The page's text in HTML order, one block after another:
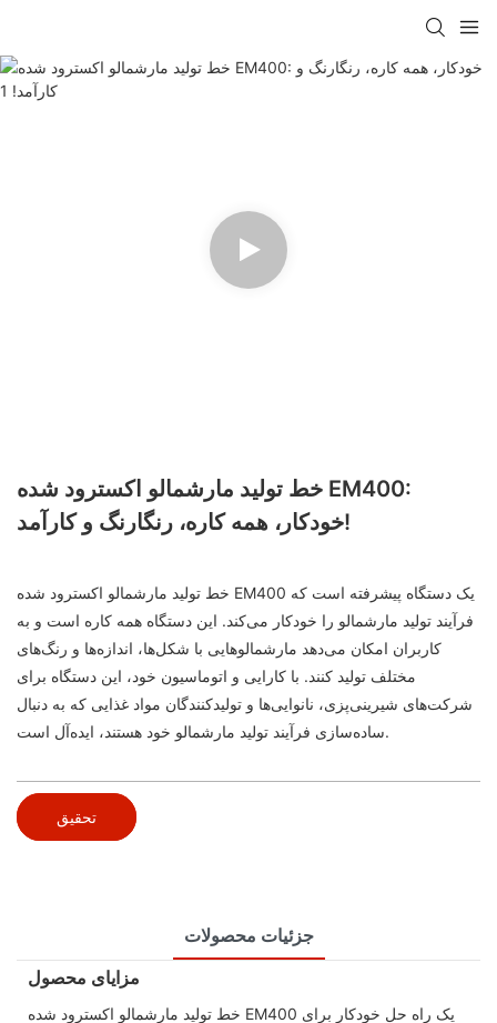
خط تولید مارشمالو اکسترود شده EM400:
خودکار، همه کاره، رنگارنگ و کارآمد!
خط تولید مارشمالو اکسترود شده EM400 یک دستگاه پیشرفته است که
فرآیند تولید مارشمالو را خودکار می‌کند. این دستگاه همه کاره است و به
کاربران امکان می‌دهد مارشمالوهایی با شکل‌ها، اندازه‌ها و رنگ‌های
مختلف تولید کنند. با کارایی و اتوماسیون خود، این دستگاه برای
شرکت‌های شیرینی‌پزی، نانوایی‌ها و تولیدکنندگان مواد غذایی که به دنبال
ساده‌سازی فرآیند تولید مارشمالو خود هستند، ایده‌آل است.
تحقیق
جزئیات محصولات
مزایای محصول
خط تولید مارشمالو اکسترود شده EM400 یک راه حل خودکار برای